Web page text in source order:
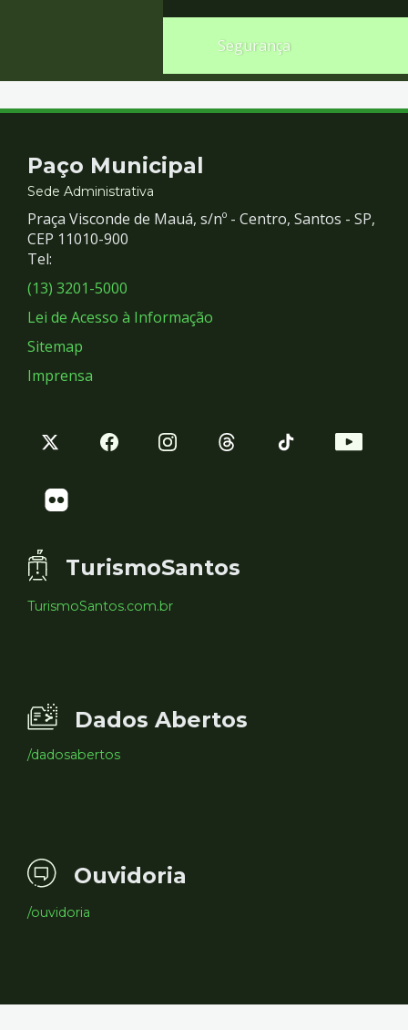
Segurança
Contato
e
Redes
Sociais
Paço Municipal
Sede Administrativa
Praça Visconde de Mauá, s/nº - Centro, Santos - SP,
CEP 11010-900
Tel:
(13) 3201-5000
Lei de Acesso à Informação
Sitemap
Imprensa
TurismoSantos
TurismoSantos.com.br
Dados Abertos
/dadosabertos
Ouvidoria
/ouvidoria